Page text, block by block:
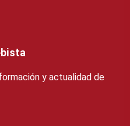
y actualidad de